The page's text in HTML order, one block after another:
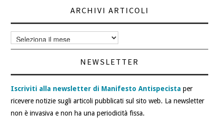
ARCHIVI ARTICOLI
Archivi
articoli
NEWSLETTER
Iscriviti alla newsletter di Manifesto Antispecista per
ricevere notizie sugli articoli pubblicati sul sito web. La newsletter
non è invasiva e non ha una periodicità fissa.